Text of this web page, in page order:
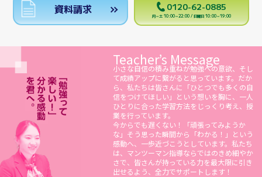
資料請求 0120-62-0885
月～土 10:00～22:00 / 日曜日 10:00～19:00
Teacher’s Message
小さな自信の積み重ねが勉強への意欲、そし
て成績アップに繋がると思っています。だか
ら、私たちは皆さんに「ひとつでも多くの自
信をつけてほしい」という想いを胸に、一人
ひとりに合った学習方法をじっくり考え、授
業を行っています。
今からでも遅くない！「頑張ってみようか
な」そう思った瞬間から「わかる！」という
感動へ、一歩近づこうとしています。私たち
は、マンツーマン指導ならではのきめ細やか
さで、皆さんが持っている力を最大限に引き
出せるよう、全力でサポートします！